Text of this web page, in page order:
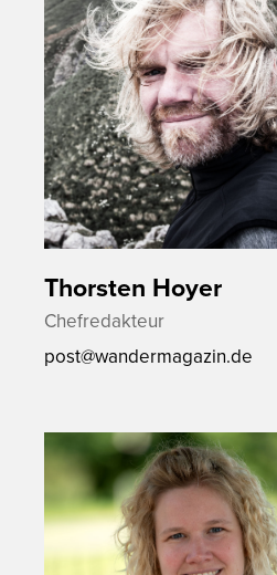
Thorsten Hoyer
Chefredakteur
post@wandermagazin.de